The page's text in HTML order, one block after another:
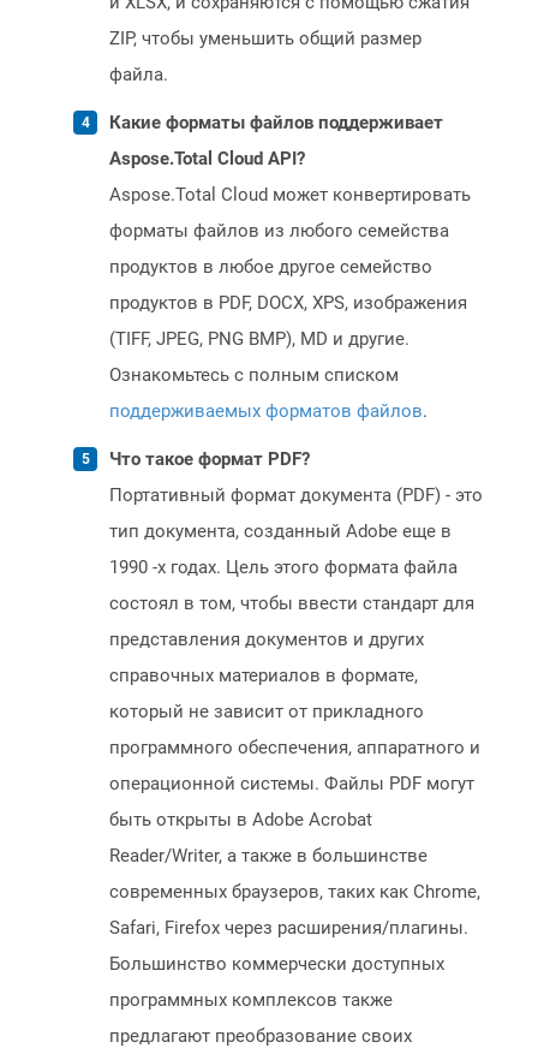
ZIP, чтобы уменьшить общий размер
файла.
Какие форматы файлов поддерживает
Aspose.Total Cloud API?
Aspose.Total Cloud может конвертировать
форматы файлов из любого семейства
продуктов в любое другое семейство
продуктов в PDF, DOCX, XPS, изображения
(TIFF, JPEG, PNG BMP), MD и другие.
Ознакомьтесь с полным списком
поддерживаемых форматов файлов.
Что такое формат PDF?
Портативный формат документа (PDF) - это
тип документа, созданный Adobe еще в
1990 -х годах. Цель этого формата файла
состоял в том, чтобы ввести стандарт для
представления документов и других
справочных материалов в формате,
который не зависит от прикладного
программного обеспечения, аппаратного и
операционной системы. Файлы PDF могут
быть открыты в Adobe Acrobat
Reader/Writer, а также в большинстве
современных браузеров, таких как Chrome,
Safari, Firefox через расширения/плагины.
Большинство коммерчески доступных
программных комплексов также
предлагают преобразование своих